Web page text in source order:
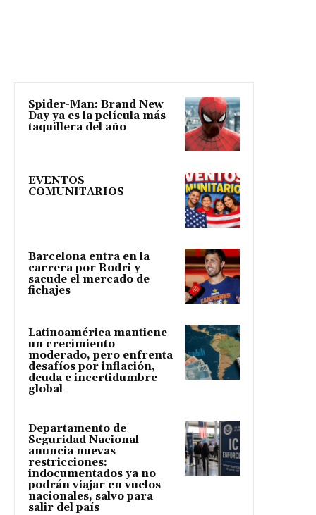
Spider-Man: Brand New
Day ya es la película más
taquillera del año
EVENTOS
COMUNITARIOS
Barcelona entra en la
carrera por Rodri y
sacude el mercado de
fichajes
Latinoamérica mantiene
un crecimiento
moderado, pero enfrenta
desafíos por inflación,
deuda e incertidumbre
global
Departamento de
Seguridad Nacional
anuncia nuevas
restricciones:
indocumentados ya no
podrán viajar en vuelos
nacionales, salvo para
salir del país